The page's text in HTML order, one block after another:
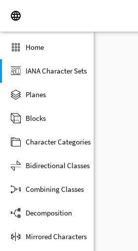
Home
IANA Character Sets
Planes
Blocks
Character Categories
Bidirectional Classes
Combining Classes
Decomposition
Mirrored Characters